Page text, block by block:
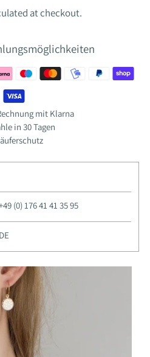
at checkout.
mit Klarna
in 30 Tagen
(0) 176 41 41 35 95